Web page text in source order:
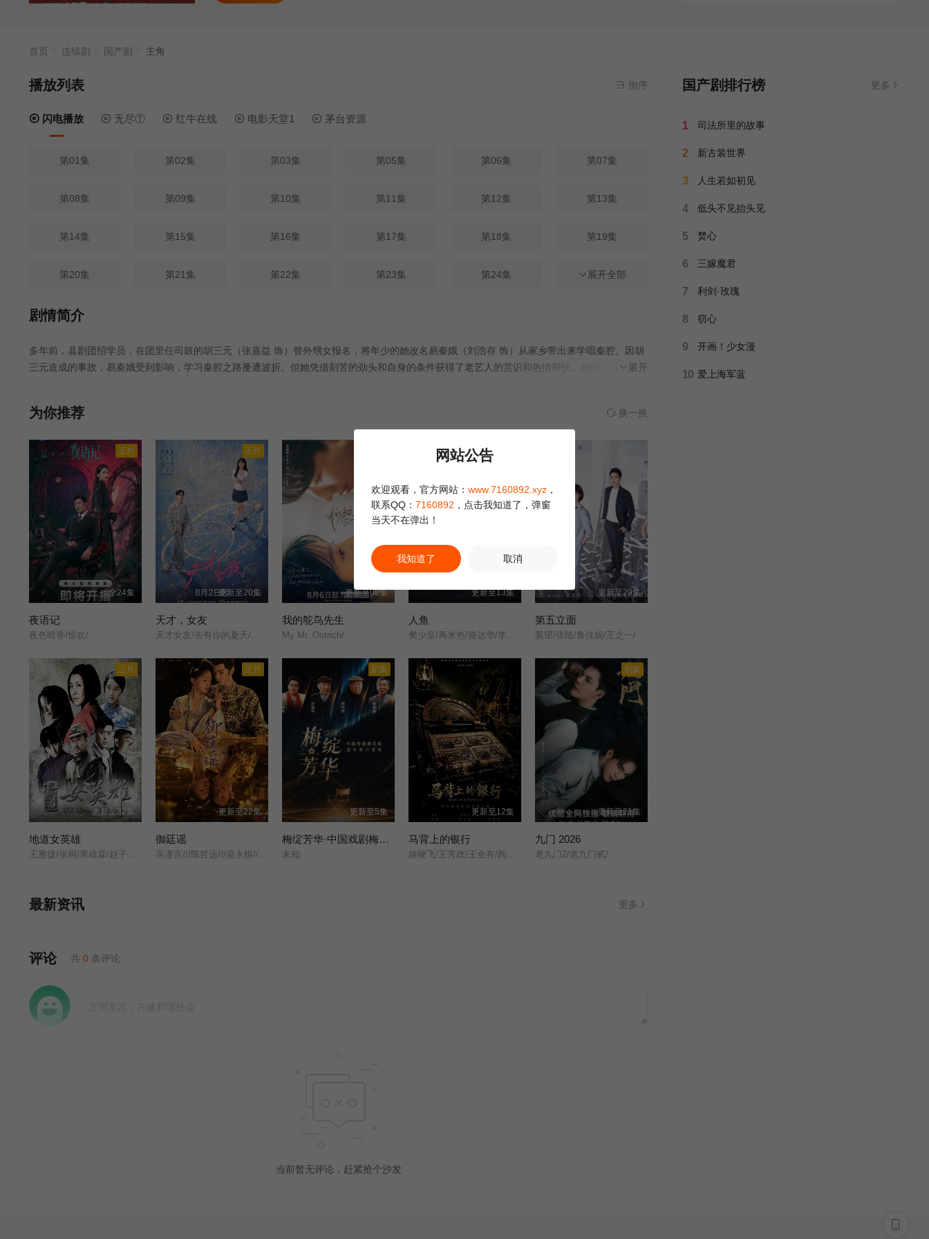
首页 连续剧 国产剧 主角
播放列表 当前资源来源 闪电播放- 无需安装任何插件
倒序
闪电播放 无尽① 红牛在线 电影天堂1 茅台资源
第01集 第02集 第03集 第05集 第06集 第07集
第08集 第09集 第10集 第11集 第12集 第13集
第14集 第15集 第16集 第17集 第18集 第19集
第20集 第21集 第22集 第23集 第24集 第25集
第26集
第33集 第34集 第35集 第36集 第37集 第38集
展开全部
剧情简介
多年前，县剧团招学员，在团里任司鼓的胡三元（张嘉益 饰）替外甥女报名，将年少的她改名易秦娥（刘浩存 饰）从家乡带出来学唱秦腔。因胡
三元造成的事故，易秦娥受到影响，学习秦腔之路屡遭波折。但她凭借刻苦的劲头和自身的条件获得了老艺人的赏识和热情帮扶。她的“破蒙戏”在
展开
为你推荐 换一换
正片
全24集
夜语记
夜色暗香/惊欢/
正片
更新至20集
天才，女友
天才女友/去有你的夏天/当你耀眼时/
更新至08集
我的鸵鸟先生
My Mr. Ostrich/
更新至13集
人鱼
樊少皇/再米热/骆达华/李若希/田浩宁/唐鑫/
更新至29集
第五立面
奚望/张陆/鲁佳妮/王之一/
正片
更新至32集
地道女英雄
正片
更新至22集
御廷谣
剧集
更新至5集
梅绽芳华·中国戏剧梅花奖艺术家口述史
未知
更新至12集
马背上的银行
剧集
更新至21集
九门 2026
老九门2/老九门贰/
最新资讯 更多
评论 共 0 条评论
当前暂无评论，赶紧抢个沙发
国产剧排行榜 更多
1 司法所里的故事
2 新古装世界
3 人生若如初见
4 低头不见抬头见
5 焚心
6 三嫁魔君
7 利剑·玫瑰
8 窃心
9 开画！少女漫
10 爱上海军蓝
网站公告
欢迎观看，官方网站： www.7160892.xyz ，
联系QQ： 7160892 ，点击我知道了，弹窗
当天不在弹出！
我知道了 取消